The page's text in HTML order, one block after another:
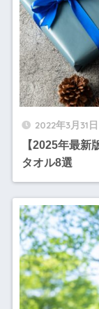
2022年3月31日
【2025年最新
タオル8選